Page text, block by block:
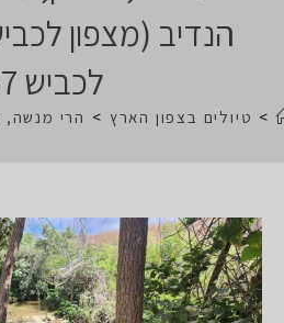
לכביש 67)
> טיולים בצפון הארץ > הרי מנשה,